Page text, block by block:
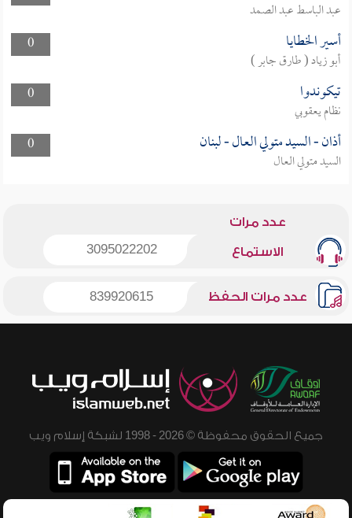
عبد الباسط عبد الصمد
0
أسير الخطايا
أبو زياد ( طارق جابر )
0
تيكوندوا
نظام يعقوبي
0
أذان - السيد متولي العال - لبنان
السيد متولي العال
عدد مرات
الاستماع 3095022202
عدد مرات الحفظ 839920615
جميع الحقوق محفوظة © 2026 - 1998 لشبكة إسلام ويب